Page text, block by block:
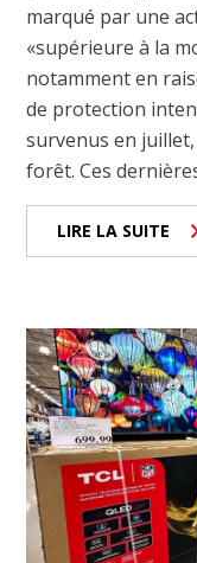
marqué par une
«supérieure à la
notamment en
de protection
survenus en
forêt. Ces
LIRE LA SUITE